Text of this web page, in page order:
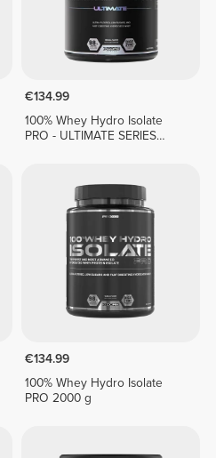
€134.99
100% Whey Hydro Isolate
PRO - ULTIMATE SERIES
€134.99
100% Whey Hydro Isolate
PRO 2000 g